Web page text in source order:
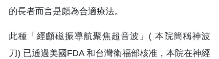
的長者而言是頗為合適療法。
此種「經顱磁振導航聚焦超音波」( 本院簡稱神波
刀) 已通過美國FDA 和台灣衛福部核准，本院在神經